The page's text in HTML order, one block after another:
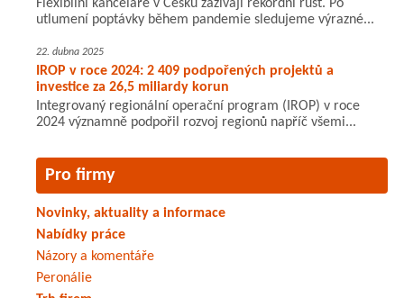
Flexibilní kanceláře v Česku zažívají rekordní růst. Po
utlumení poptávky během pandemie sledujeme výrazné...
22. dubna 2025
IROP v roce 2024: 2 409 podpořených projektů a
investice za 26,5 miliardy korun
Integrovaný regionální operační program (IROP) v roce
2024 významně podpořil rozvoj regionů napříč všemi...
Pro firmy
Novinky, aktuality a informace
Nabídky práce
Názory a komentáře
Peronálie